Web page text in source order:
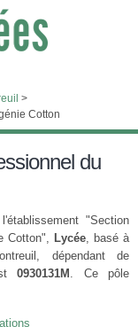
>
Cotton
du
"Section
Cotton", Lycée, basé à
dépendant de
0930131M . Ce pôle